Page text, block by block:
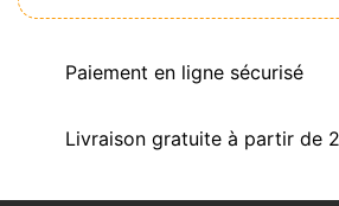
Paiement en ligne sécurisé
Livraison gratuite à partir de